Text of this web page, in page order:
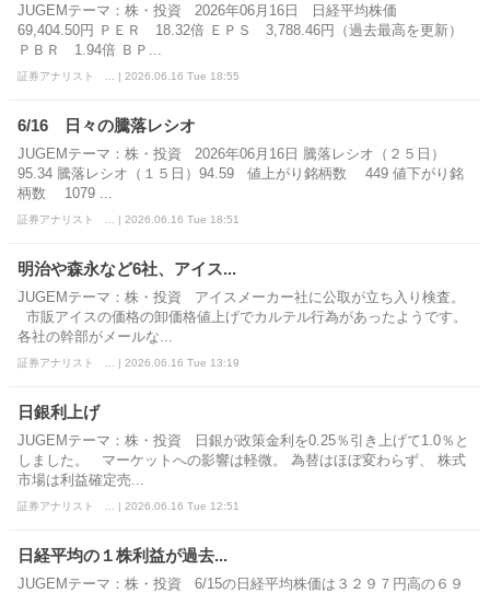
JUGEMテーマ：株・投資 2026年06月16日 日経平均株価
69,404.50円 ＰＥＲ 18.32倍 ＥＰＳ 3,788.46円（過去最高を更新）
ＰＢＲ 1.94倍 ＢＰ...
証券アナリスト ... | 2026.06.16 Tue 18:55
6/16 日々の騰落レシオ
JUGEMテーマ：株・投資 2026年06月16日 騰落レシオ（２５日）
95.34 騰落レシオ（１５日）94.59 値上がり銘柄数 449 値下がり銘
柄数 1079 ...
証券アナリスト ... | 2026.06.16 Tue 18:51
明治や森永など6社、アイス...
JUGEMテーマ：株・投資 アイスメーカー社に公取が立ち入り検査。
市販アイスの価格の卸価格値上げでカルテル行為があったようです。
各社の幹部がメールな...
証券アナリスト ... | 2026.06.16 Tue 13:19
日銀利上げ
JUGEMテーマ：株・投資 日銀が政策金利を0.25％引き上げて1.0％と
しました。 マーケットへの影響は軽微。 為替はほぼ変わらず、 株式
市場は利益確定売...
証券アナリスト ... | 2026.06.16 Tue 12:51
日経平均の１株利益が過去...
JUGEMテーマ：株・投資 6/15の日経平均株価は３２９７円高の６９